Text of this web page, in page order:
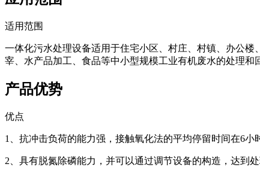
适用范围
一体化污水处理设备适用于住宅小区、村庄、村镇、办公
宰、水产品加工、食品等中小型规模工业有机废水的处理
产品优势
优点
1、抗冲击负荷的能力强，接触氧化法的平均停留时间在6小
2、具有脱氮除磷能力，并可以通过调节设备的构造，达到